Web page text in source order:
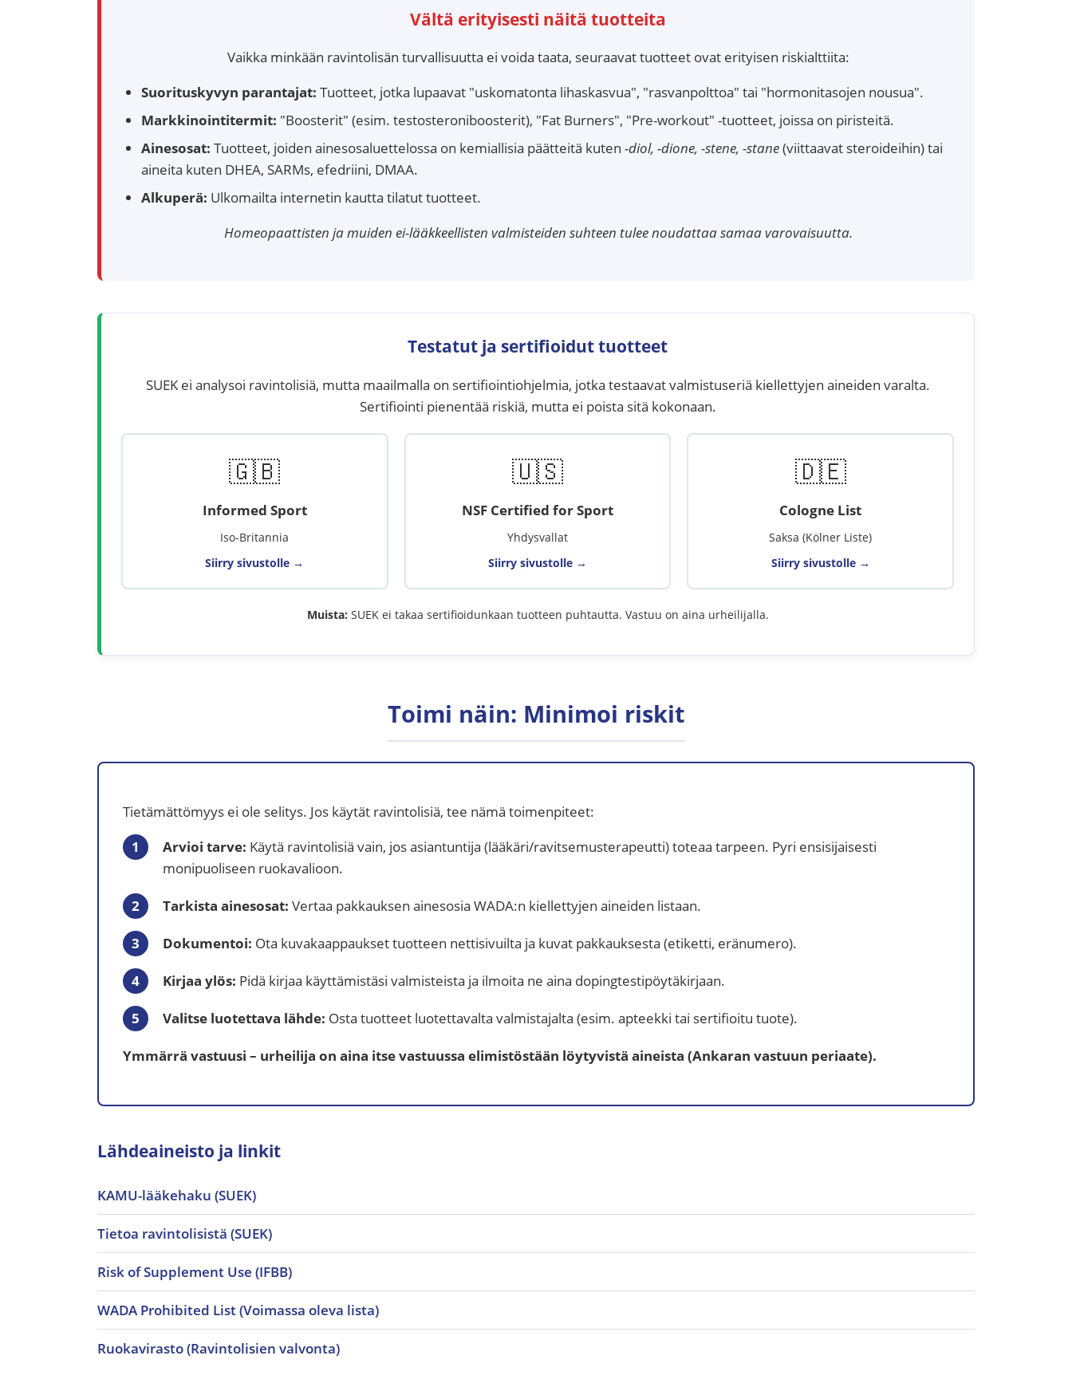
Vältä erityisesti näitä tuotteita
Vaikka minkään ravintolisän turvallisuutta ei voida taata, seuraavat tuotteet ovat erityisen riskialttiita:
Suorituskyvyn parantajat: Tuotteet, jotka lupaavat "uskomatonta lihaskasvua", "rasvanpolttoa" tai "hormonitasojen nousua".
Markkinointitermit: "Boosterit" (esim. testosteroniboosterit), "Fat Burners", "Pre-workout" -tuotteet, joissa on piristeitä.
Ainesosat: Tuotteet, joiden ainesosaluettelossa on kemiallisia päätteitä kuten -diol, -dione, -stene, -stane(viittaavat steroideihin) tai
aineita kuten DHEA, SARMs, efedriini, DMAA.
Alkuperä: Ulkomailta internetin kautta tilatut tuotteet.
Homeopaattisten ja muiden ei-lääkkeellisten valmisteiden suhteen tulee noudattaa samaa varovaisuutta.
Testatut ja sertifioidut tuotteet
SUEK ei analysoi ravintolisiä, mutta maailmalla on sertifiointiohjelmia, jotka testaavat valmistuseriä kiellettyjen aineiden varalta.
Sertifiointi pienentää riskiä, mutta ei poista sitä kokonaan.
🇬🇧
Informed Sport
Iso-Britannia
Siirry sivustolle →
🇺🇸
NSF Certified for Sport
Yhdysvallat
Siirry sivustolle →
🇩🇪
Cologne List
Saksa (Kölner Liste)
Siirry sivustolle →
Muista: SUEK ei takaa sertifioidunkaan tuotteen puhtautta. Vastuu on aina urheilijalla.
Toimi näin: Minimoi riskit
Tietämättömyys ei ole selitys. Jos käytät ravintolisiä, tee nämä toimenpiteet:
Arvioi tarve: Käytä ravintolisiä vain, jos asiantuntija (lääkäri/ravitsemusterapeutti) toteaa tarpeen. Pyri ensisijaisesti
monipuoliseen ruokavalioon.
Tarkista ainesosat: Vertaa pakkauksen ainesosia WADA:n kiellettyjen aineiden listaan.
Dokumentoi: Ota kuvakaappaukset tuotteen nettisivuilta ja kuvat pakkauksesta (etiketti, eränumero).
Kirjaa ylös: Pidä kirjaa käyttämistäsi valmisteista ja ilmoita ne aina dopingtestipöytäkirjaan.
Valitse luotettava lähde: Osta tuotteet luotettavalta valmistajalta (esim. apteekki tai sertifioitu tuote).
Ymmärrä vastuusi – urheilija on aina itse vastuussa elimistöstään löytyvistä aineista (Ankaran vastuun periaate).
Lähdeaineisto ja linkit
KAMU-lääkehaku (SUEK)
Tietoa ravintolisistä (SUEK)
Risk of Supplement Use (IFBB)
WADA Prohibited List (Voimassa oleva lista)
Ruokavirasto (Ravintolisien valvonta)